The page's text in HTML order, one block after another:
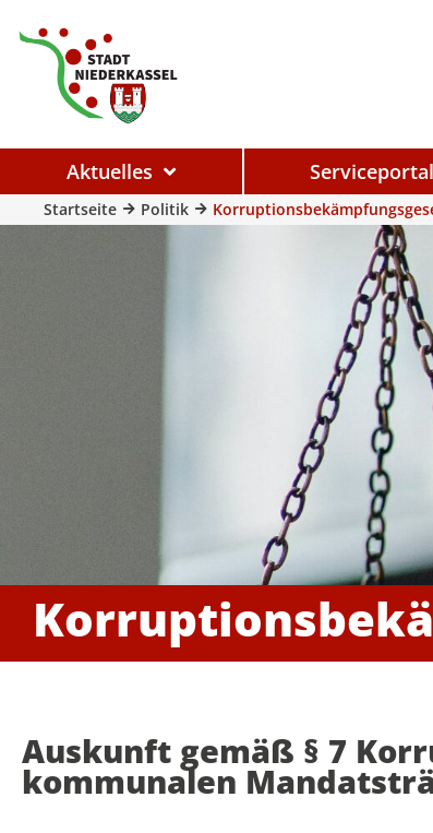
Aktuelles Serviceportal
Startseite Politik
Auskunft gemäß § 7
kommunalen